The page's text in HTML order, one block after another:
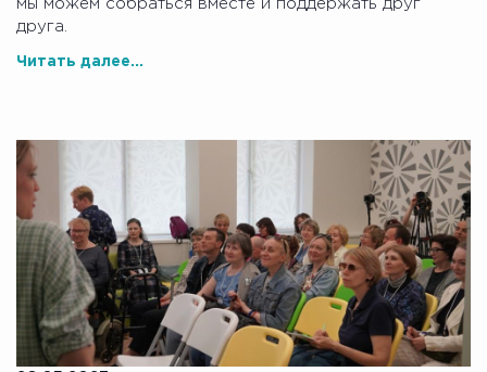
мы можем собраться вместе и поддержать друг
друга.
Читать далее...